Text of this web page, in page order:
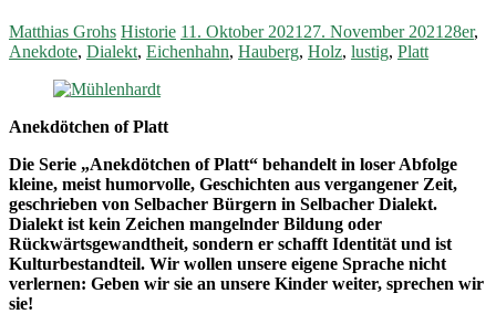
Matthias Grohs Historie 11. Oktober 2021 27. November 2021 28er,
Anekdote, Dialekt, Eichenhahn, Hauberg, Holz, lustig, Platt
Anekdötchen of Platt
Die Serie „Anekdötchen of Platt“ behandelt in loser Abfolge
kleine, meist humorvolle, Geschichten aus vergangener Zeit,
geschrieben von Selbacher Bürgern in Selbacher Dialekt.
Dialekt ist kein Zeichen mangelnder Bildung oder
Rückwärtsgewandtheit, sondern er schafft Identität und ist
Kulturbestandteil. Wir wollen unsere eigene Sprache nicht
verlernen: Geben wir sie an unsere Kinder weiter, sprechen wir
sie!